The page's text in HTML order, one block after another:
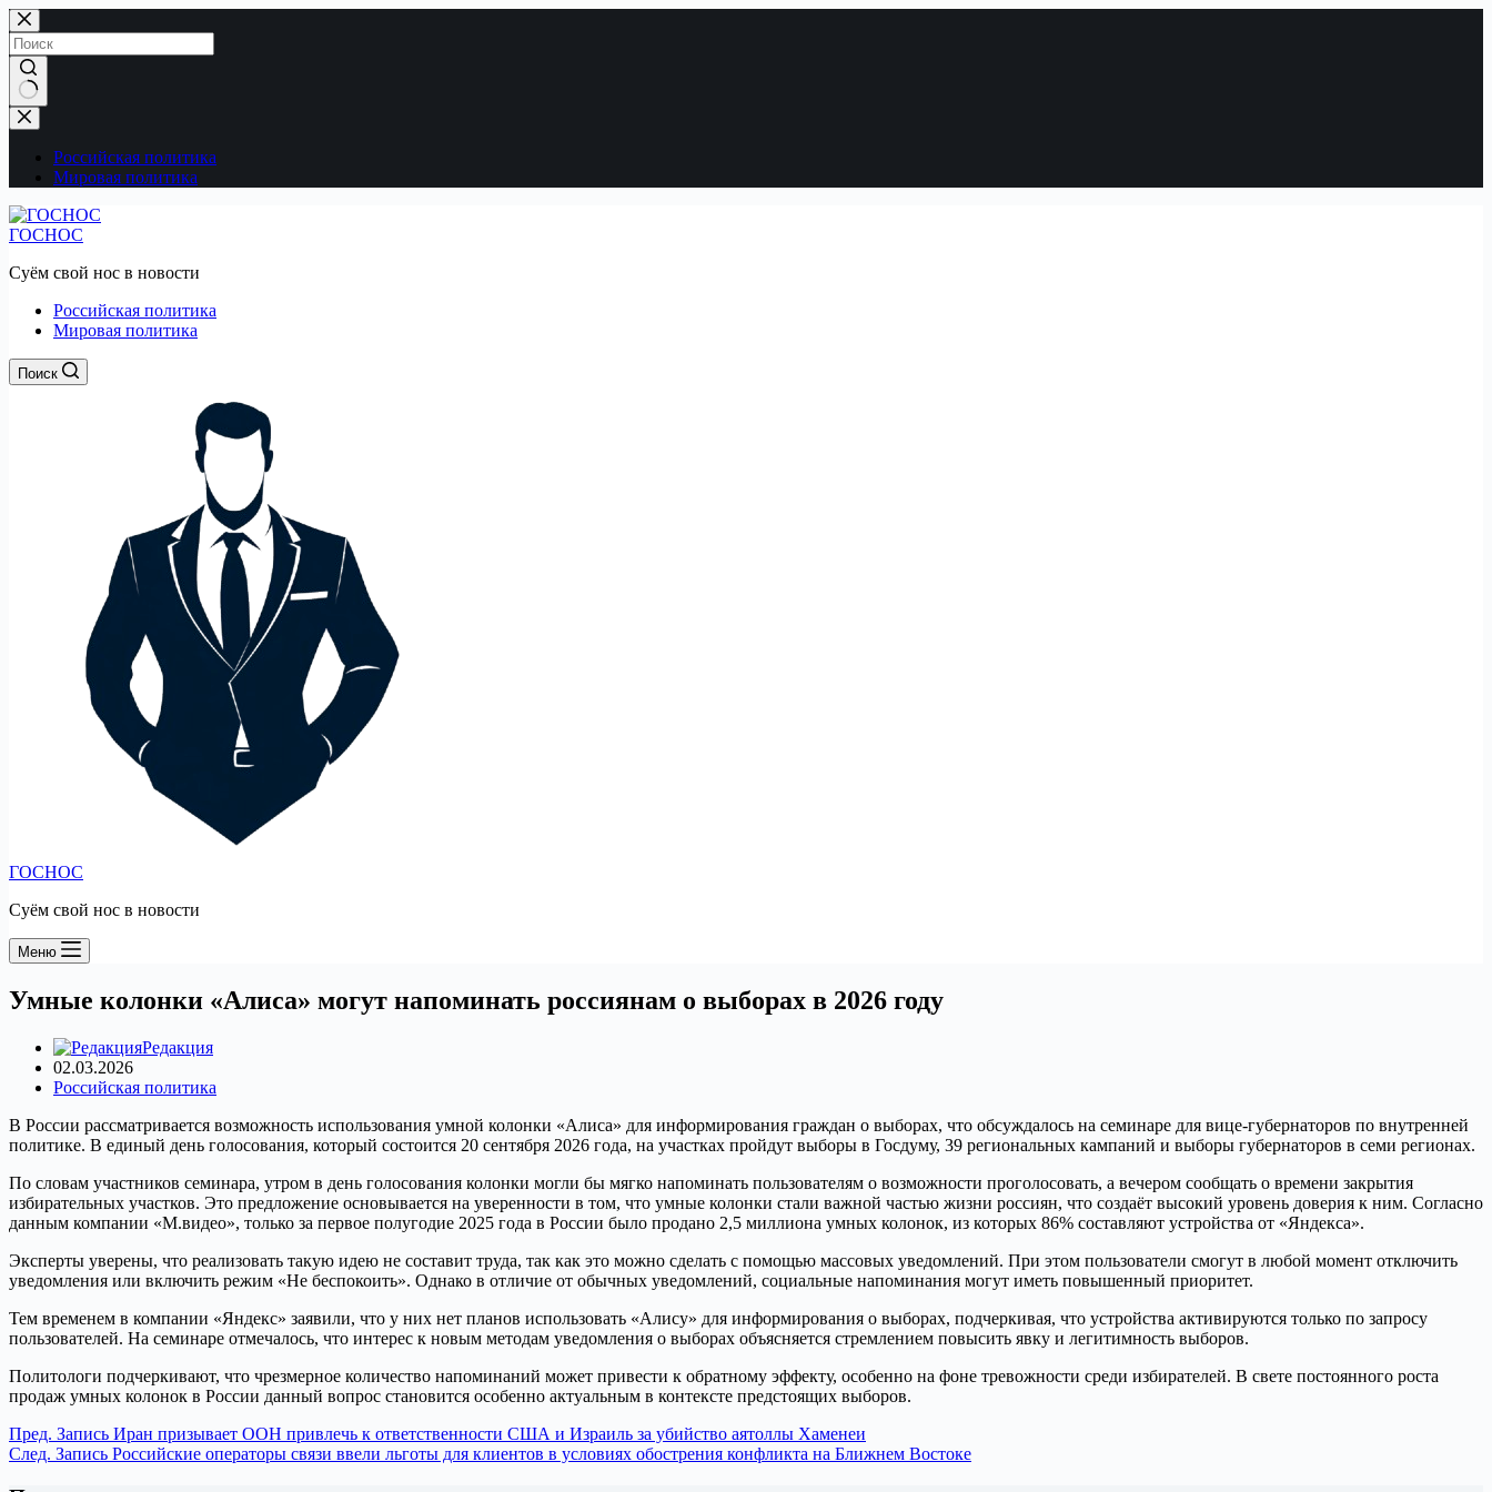
Перейти
к
сути
Ничего
не
найденоРоссийская политика
Мировая политика
ГОСНОС
Суём свой нос в новости
Российская политика
Мировая политика
Поиск
ГОСНОС
Суём свой нос в новости
Меню
Умные колонки «Алиса» могут напоминать россиянам о выборах в 2026 году
Редакция
02.03.2026
Российская политика
В России рассматривается возможность использования умной колонки «Алиса» для информирования граждан о выборах, что обсуждалось на семинаре для вице-губернаторов по внутренней
политике. В единый день голосования, который состоится 20 сентября 2026 года, на участках пройдут выборы в Госдуму, 39 региональных кампаний и выборы губернаторов в семи регионах.
По словам участников семинара, утром в день голосования колонки могли бы мягко напоминать пользователям о возможности проголосовать, а вечером сообщать о времени закрытия
избирательных участков. Это предложение основывается на уверенности в том, что умные колонки стали важной частью жизни россиян, что создаёт высокий уровень доверия к ним. Согласно
данным компании «М.видео», только за первое полугодие 2025 года в России было продано 2,5 миллиона умных колонок, из которых 86% составляют устройства от «Яндекса».
Эксперты уверены, что реализовать такую идею не составит труда, так как это можно сделать с помощью массовых уведомлений. При этом пользователи смогут в любой момент отключить
уведомления или включить режим «Не беспокоить». Однако в отличие от обычных уведомлений, социальные напоминания могут иметь повышенный приоритет.
Тем временем в компании «Яндекс» заявили, что у них нет планов использовать «Алису» для информирования о выборах, подчеркивая, что устройства активируются только по запросу
пользователей. На семинаре отмечалось, что интерес к новым методам уведомления о выборах объясняется стремлением повысить явку и легитимность выборов.
Политологи подчеркивают, что чрезмерное количество напоминаний может привести к обратному эффекту, особенно на фоне тревожности среди избирателей. В свете постоянного роста
продаж умных колонок в России данный вопрос становится особенно актуальным в контексте предстоящих выборов.
Пред. Запись Иран призывает ООН привлечь к ответственности США и Израиль за убийство аятоллы Хаменеи
След. Запись Российские операторы связи ввели льготы для клиентов в условиях обострения конфликта на Ближнем Востоке